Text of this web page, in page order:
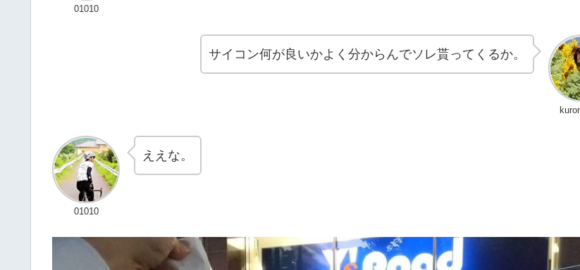
01010
サイコン何が良いかよく分からんでソレ貰ってくるか。
01010
ええな。